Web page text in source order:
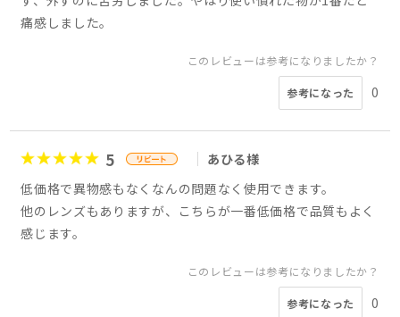
痛感しました。
このレビューは参考になりましたか？
参考になった 0
5
あひる様
低価格で異物感もなくなんの問題なく使用できます。
他のレンズもありますが、こちらが一番低価格で品質もよく
感じます。
このレビューは参考になりましたか？
参考になった 0